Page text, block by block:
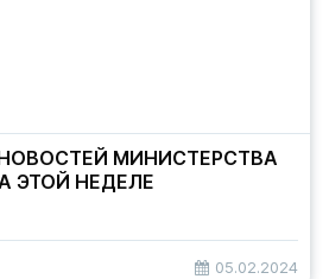
МИНИСТЕРСТВА
ЭТОЙ НЕДЕЛЕ
05.02.2024